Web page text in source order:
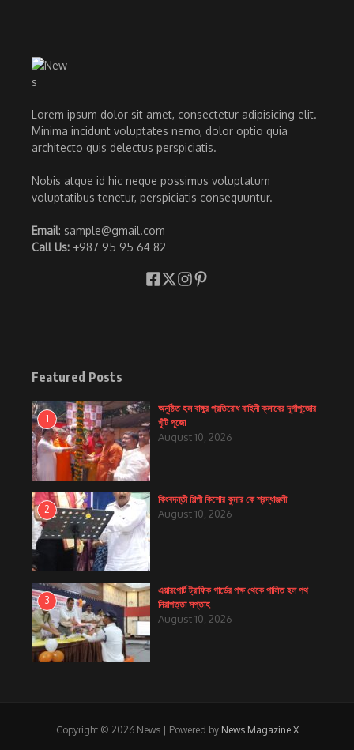
Lorem ipsum dolor sit amet, consectetur adipisicing elit.
Minima incidunt voluptates nemo, dolor optio quia
architecto quis delectus perspiciatis.
Nobis atque id hic neque possimus voluptatum
voluptatibus tenetur, perspiciatis consequuntur.
Email: sample@gmail.com
Call Us: +987 95 95 64 82
Featured Posts
1
অনুষ্ঠিত হল বাঙ্গুর প্রতিরোধ বাহিনী ক্লাবের দূর্গাপূজোর
খুঁটি পূজো
August 10, 2026
2
কিংবদন্তী শিল্পী কিশোর কুমার কে শ্রদ্ধাঞ্জলী
August 10, 2026
3
এয়ারপোর্ট ট্রাফিক গার্ডের পক্ষ থেকে পালিত হল পথ
নিরাপত্তা সপ্তাহ
August 10, 2026
Copyright © 2026 News | Powered by News Magazine X